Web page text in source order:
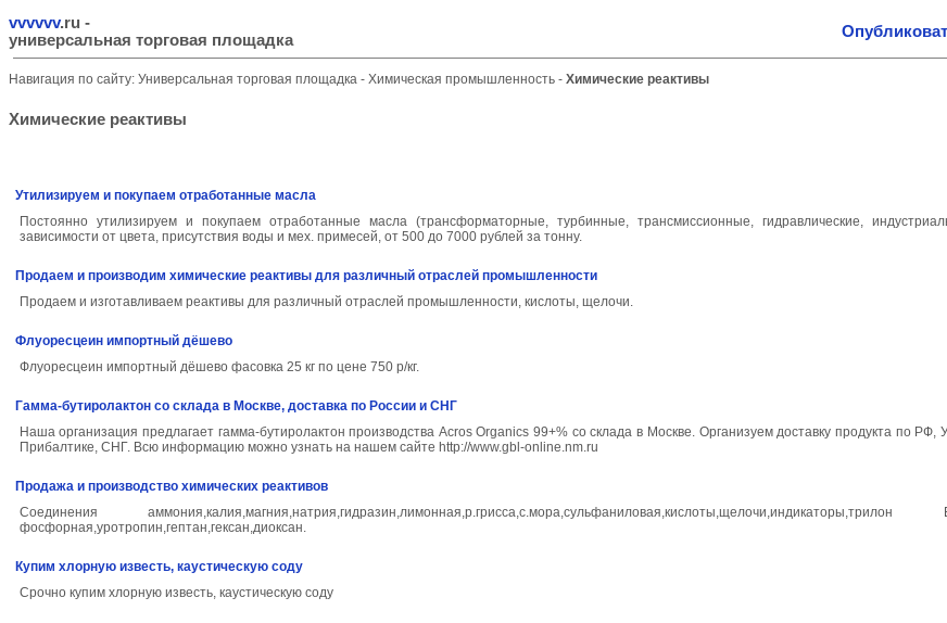
vvvvvv.ru -
универсальная торговая площадка
Навигация по сайту: Универсальная торговая площадка - Химическая промышленность - Химические реактивы
Химические реактивы
Утилизируем и покупаем отработанные масла
Постоянно утилизируем и покупаем отработанные масла (трансформаторные, турбинные, трансмиссионные, гидравлические,
зависимости от цвета, присутствия воды и мех. примесей, от 500 до 7000 рублей за тонну.
Продаем и производим химические реактивы для различный отраслей промышленности
Продаем и изготавливаем реактивы для различный отраслей промышленности, кислоты, щелочи.
Флуоресцеин импортный дёшево
Флуоресцеин импортный дёшево фасовка 25 кг по цене 750 р/кг.
Гамма-бутиролактон со склада в Москве, доставка по России и СНГ
Наша организация предлагает гамма-бутиролактон производства Acros Organics 99+% со склада в Москве. Организуем доставку продукта по РФ,
Прибалтике, СНГ. Всю информацию можно узнать на нашем сайте http://www.gbl-online.nm.ru
Продажа и производство химических реактивов
Соединения
фосфорная,уротропин,гептан,гексан,диоксан.
Купим хлорную известь, каустическую соду
Срочно купим хлорную известь, каустическую соду